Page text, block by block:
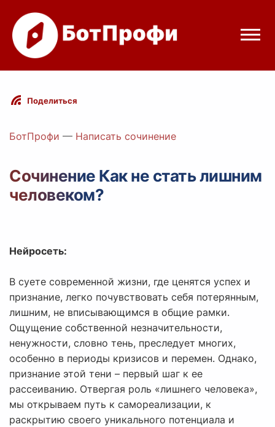
Режимы бота
Цены
Вход с Telegram
Поделиться
БотПрофи — Написать сочинение
Сочинение Как не стать лишним
человеком?
Нейросеть:
В суете современной жизни, где ценятся успех и
признание, легко почувствовать себя потерянным,
лишним, не вписывающимся в общие рамки.
Ощущение собственной незначительности,
ненужности, словно тень, преследует многих,
особенно в периоды кризисов и перемен. Однако,
признание этой тени – первый шаг к ее
рассеиванию. Отвергая роль «лишнего человека»,
мы открываем путь к самореализации, к
раскрытию своего уникального потенциала и